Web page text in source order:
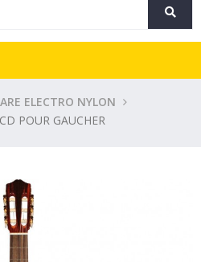
ELECTRO NYLON
POUR GAUCHER